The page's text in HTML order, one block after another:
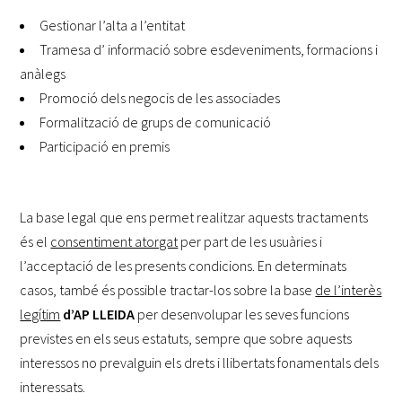
Gestionar l’alta a l’entitat
Tramesa d’ informació sobre esdeveniments, formacions i
anàlegs
Promoció dels negocis de les associades
Formalització de grups de comunicació
Participació en premis
La base legal que ens permet realitzar aquests tractaments
és el consentiment atorgatper part de les usuàries i
l’acceptació de les presents condicions. En determinats
casos, també és possible tractar-los sobre la base de l’interès
legítim d’AP LLEIDA per desenvolupar les seves funcions
previstes en els seus estatuts, sempre que sobre aquests
interessos no prevalguin els drets i llibertats fonamentals dels
interessats.